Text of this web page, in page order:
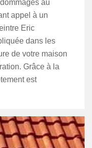
au
appel à un
Eric
dans les
de votre maison
Grâce à la
est